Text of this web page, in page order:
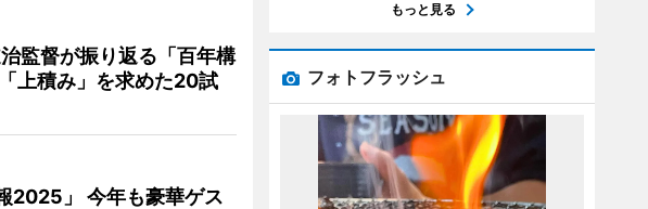
監督が振り返る「百年構
上積み」を求めた20試
2025」 今年も豪華ゲス
もっと見る
フォトフラッシュ